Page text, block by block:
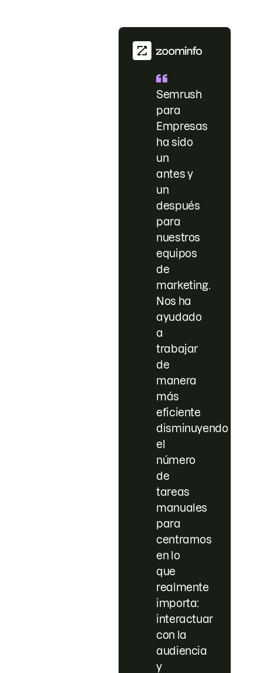
Semrush
para
Empresas
ha sido
un
antes y
un
después
para
nuestros
equipos
de
marketing.
Nos ha
ayudado
a
trabajar
de
manera
más
eficiente
disminuyendo
el
número
de
tareas
manuales
para
centrarnos
en lo
que
realmente
importa:
interactuar
con la
audiencia
y